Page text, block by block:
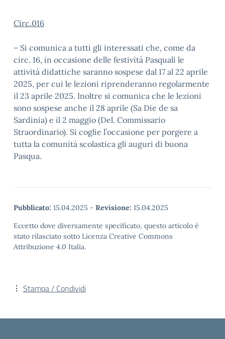
Circ.016
– Si comunica a tutti gli interessati che, come da
circ. 16, in occasione delle festività Pasquali le
attività didattiche saranno sospese dal 17 al 22 aprile
2025, per cui le lezioni riprenderanno regolarmente
il 23 aprile 2025. Inoltre si comunica che le lezioni
sono sospese anche il 28 aprile (Sa Die de sa
Sardinia) e il 2 maggio (Del. Commissario
Straordinario). Si coglie l’occasione per porgere a
tutta la comunità scolastica gli auguri di buona
Pasqua.
Pubblicato: 15.04.2025 - Revisione: 15.04.2025
Eccetto dove diversamente specificato, questo articolo è
stato rilasciato sotto Licenza Creative Commons
Attribuzione 4.0 Italia.
Stampa / Condividi